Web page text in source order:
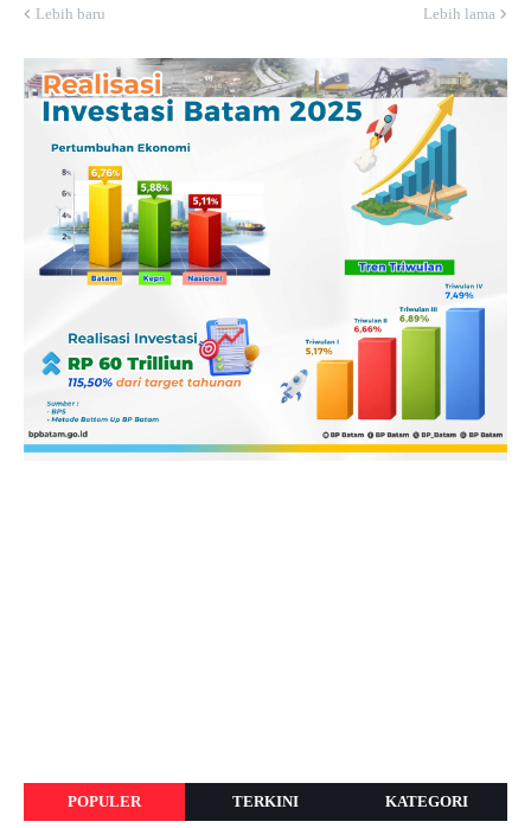
Lebih baru Lebih lama
POPULER TERKINI KATEGORI